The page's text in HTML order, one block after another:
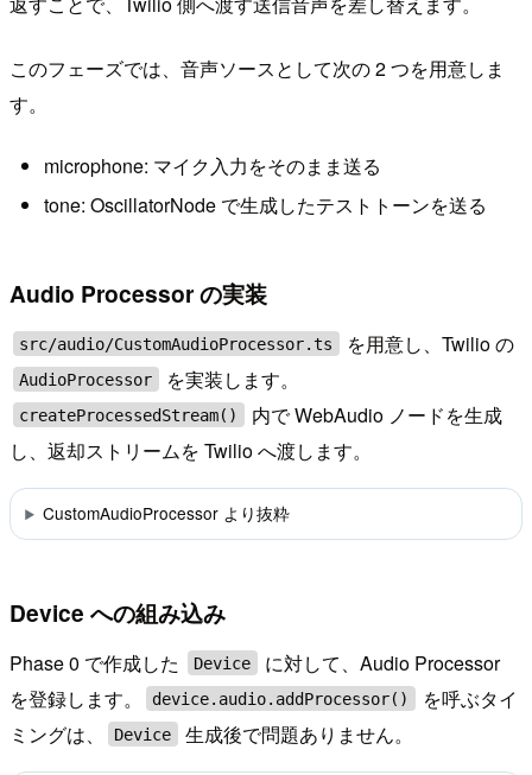
このフェーズでは、音声ソースとして次の 2 つを用意しま
す。
microphone: マイク入力をそのまま送る
tone: OscillatorNode で生成したテストトーンを送る
Audio Processor の実装
src/audio/CustomAudioProcessor.ts を用意し、Twilio の
AudioProcessor を実装します。
createProcessedStream()
内で WebAudio ノードを生成
し、返却ストリームを Twilio へ渡します。
CustomAudioProcessor より抜粋
Device への組み込み
Phase 0 で作成した Device
に対して、Audio Processor
を登録します。
device.audio.addProcessor()
を呼ぶタイ
ミングは、
Device 生成後で問題ありません。